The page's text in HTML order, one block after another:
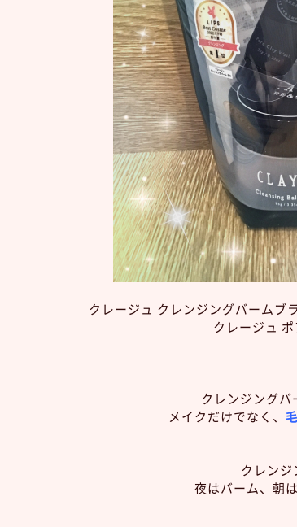
クレージュ クレンジングバーム
クレージュ
クレンジングバ
メイクだけでなく、
クレンジ
夜はバーム、朝